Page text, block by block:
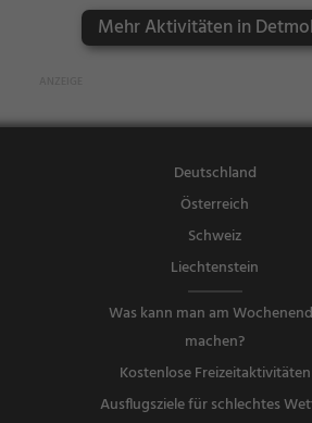
Mehr Aktivitäten in
Deutschland
Österreich
Schweiz
Liechtenstein
Was kann man am
machen?
Kostenlose Freizeitaktivitäten
Ausflugsziele für schlechtes